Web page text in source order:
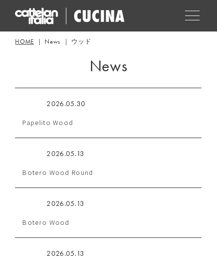
HOME News ウッド
News
2026.05.30
Papelito Wood
2026.05.13
Botero Wood Round
2026.05.13
Botero Wood
2026.05.13